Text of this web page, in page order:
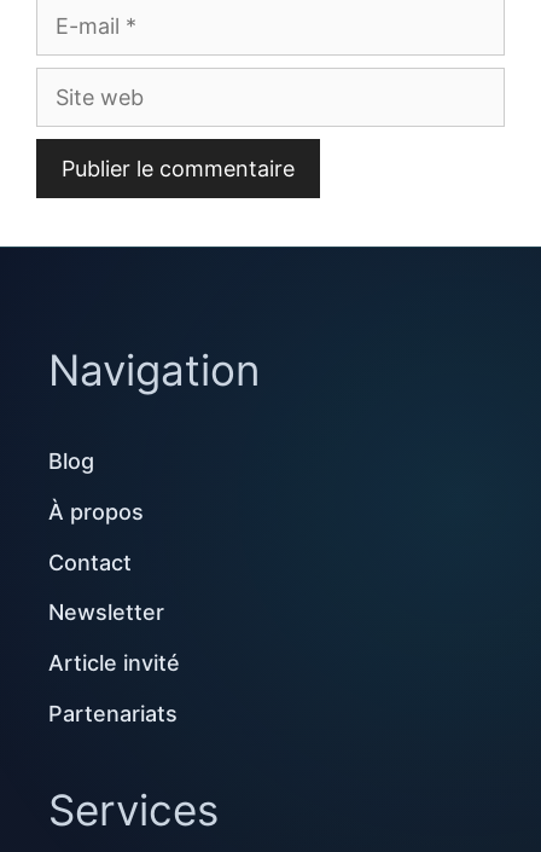
Site
Navigation
Blog
À propos
Contact
Newsletter
Article invité
Partenariats
Services